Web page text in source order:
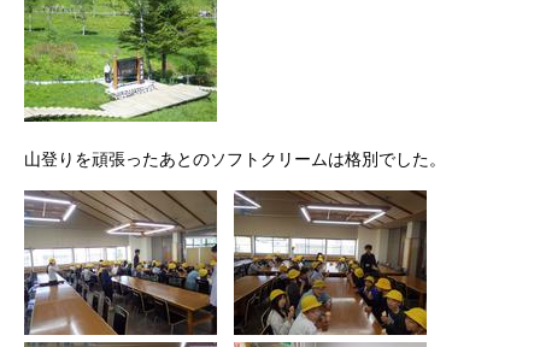
山登りを頑張ったあとのソフトクリームは格別でした。